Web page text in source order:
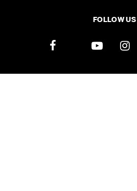
FOLLOW US